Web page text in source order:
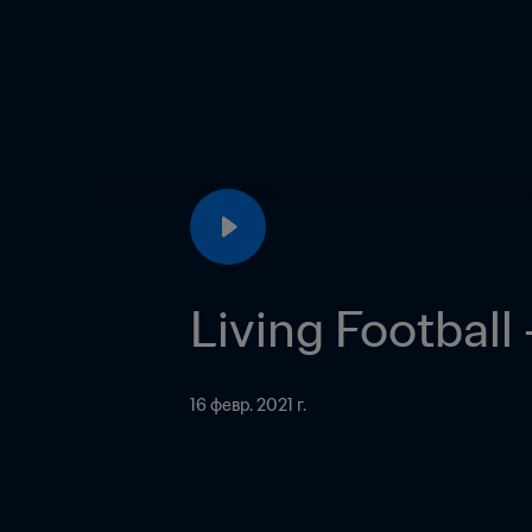
Living Football
16 февр. 2021 г.